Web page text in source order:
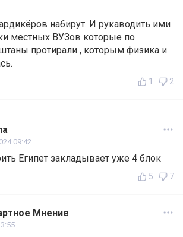
набирут. И рукаводить ими
местных ВУЗов которые по
протирали , которым физика и
1 2
09:42
Египет закладывает уже 4 блок
5 7
Мнение